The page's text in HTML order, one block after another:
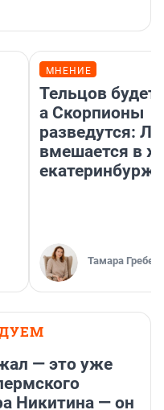
МНЕНИЕ
Тельцов будет
а Скорпионы
разведутся:
вмешается в
Тамара
— это уже
Никитина — он